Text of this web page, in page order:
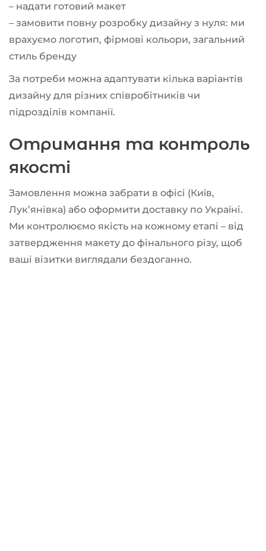
– надати готовий макет
– замовити повну розробку дизайну з нуля: ми
врахуємо логотип, фірмові кольори, загальний
стиль бренду
За потреби можна адаптувати кілька варіантів
дизайну для різних співробітників чи
підрозділів компанії.
Отримання та контроль
якості
Замовлення можна забрати в офісі (Київ,
Лук’янівка) або оформити доставку по Україні.
Ми контролюємо якість на кожному етапі – від
затвердження макету до фінального різу, щоб
ваші візитки виглядали бездоганно.